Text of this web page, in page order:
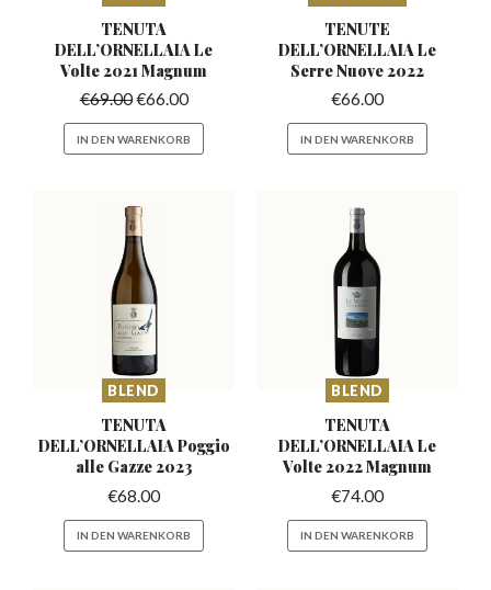
TENUTA
DELL’ORNELLAIALe
Volte 2021 Magnum
€69.00€66.00
IN DEN WARENKORB
TENUTE
DELL’ORNELLAIA Le
Serre Nuove 2022
€66.00
IN DEN WARENKORB
BLEND
TENUTA
DELL’ORNELLAIA Poggio
alle Gazze 2023
€68.00
IN DEN WARENKORB
BLEND
TENUTA
DELL’ORNELLAIA Le
Volte 2022 Magnum
€74.00
IN DEN WARENKORB